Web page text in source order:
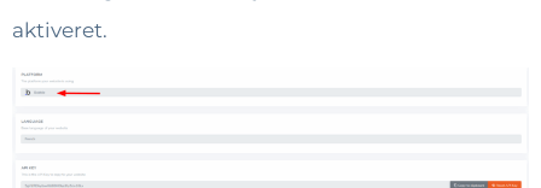
aktiveret.